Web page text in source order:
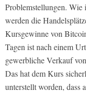
Problemstellungen.
werden die
Kursgewinne von
Tagen ist nach einem
gewerbliche Verkauf
Das hat dem Kurs
unterstellt worden, dass